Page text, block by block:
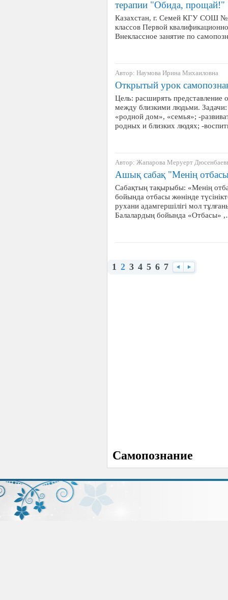
терапии "Обида, прощай!"
Казахстан, г. Семей КГУ СОШ
классов Первой
Внеклассное занятие по
Автор: Наумова Ирина Михаиловна
Открытый урок
Цель: расширять представление
между близкими людьми. Задачи:
«родной дом», «семья»; -
родных и близких людях; -
Автор: Жапарова Меруерт
Ашық сабақ "Менің
Сабақтың тақырыбы: «Менің
бойында отбасы жөнінде
рухани адамгершілігі мол
Балалардың бойында «Отбасы»
1 2 3 4 5 6 7
Самопознание